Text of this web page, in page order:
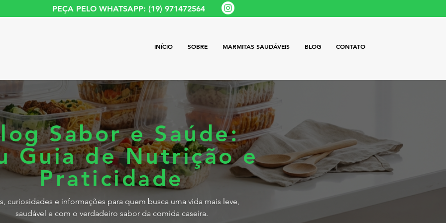
PEÇA PELO WHATSAPP: (19) 971472564
INÍCIO SOBRE MARMITAS SAUDÁVEIS BLOG CONTATO
Sabor e Saúde:
Guia de Nutrição e
Praticidade
curiosidades e informações para quem busca uma vida mais leve,
saudável e com o verdadeiro sabor da comida caseira.